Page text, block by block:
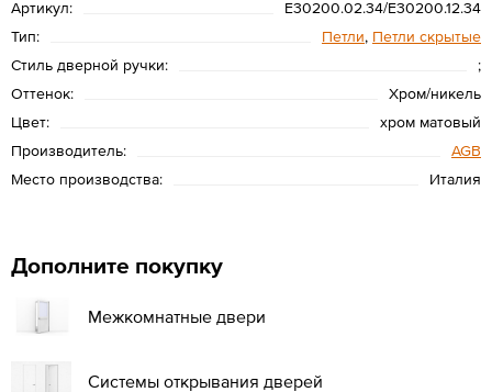
Артикул:
Е30200.02.34/Е30200.12.34
Тип:
Петли, Петли скрытые
Стиль дверной ручки:
;
Оттенок:
Хром/никель
Цвет:
хром матовый
Производитель:
AGB
Место производства:
Италия
Дополните покупку
Межкомнатные двери
Системы открывания дверей